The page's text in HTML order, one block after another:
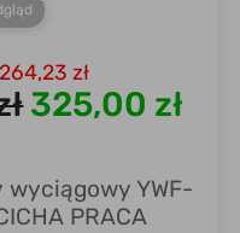
YWF-
PRACA
264,23 zł
325,00 zł